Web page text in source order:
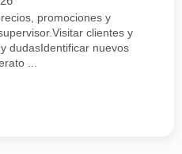
promociones y
clientes y
dudasIdentificar nuevos
...